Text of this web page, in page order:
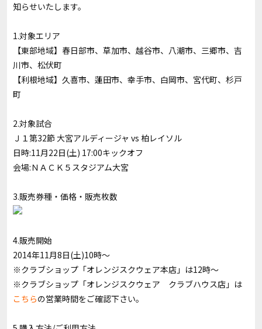
知らせいたします。
1.対象エリア
【東部地域】春日部市、草加市、越谷市、八潮市、三郷市、吉
川市、松伏町
【利根地域】久喜市、蓮田市、幸手市、白岡市、宮代町、杉戸
町
2.対象試合
Ｊ１第32節 大宮アルディージャ vs 柏レイソル
日時:11月22日(土) 17:00キックオフ
会場:ＮＡＣＫ５スタジアム大宮
3.販売券種・価格・販売枚数
4.販売開始
2014年11月8日(土)10時～
※クラブショップ「オレンジスクウェア本店」は12時～
※クラブショップ「オレンジスクウェア クラブハウス店」は
こちらの営業時間をご確認下さい。